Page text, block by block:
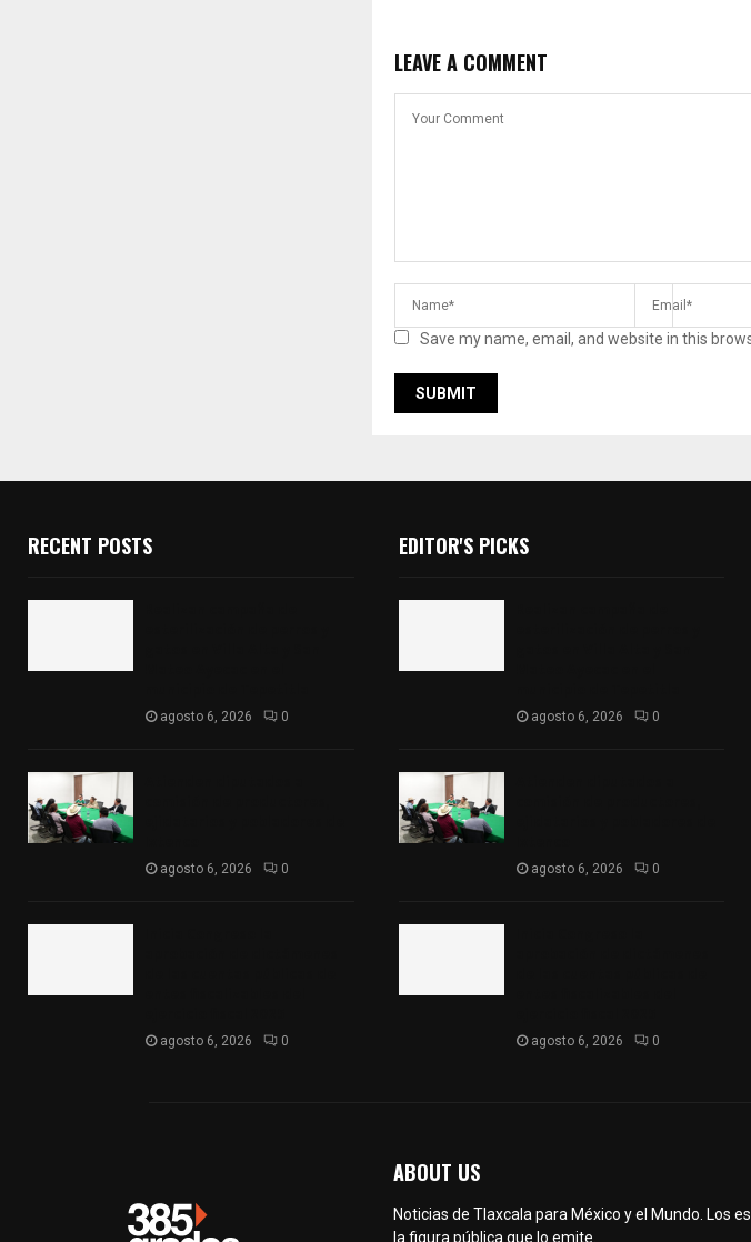
LEAVE A COMMENT
Save my name, email, and website in this
RECENT POSTS
agosto 6, 2026 0
agosto 6, 2026 0
agosto 6, 2026 0
EDITOR'S PICKS
agosto 6, 2026 0
agosto 6, 2026 0
agosto 6, 2026 0
ABOUT US
Noticias de Tlaxcala para México y el Mundo. Los
la figura pública que lo emite.